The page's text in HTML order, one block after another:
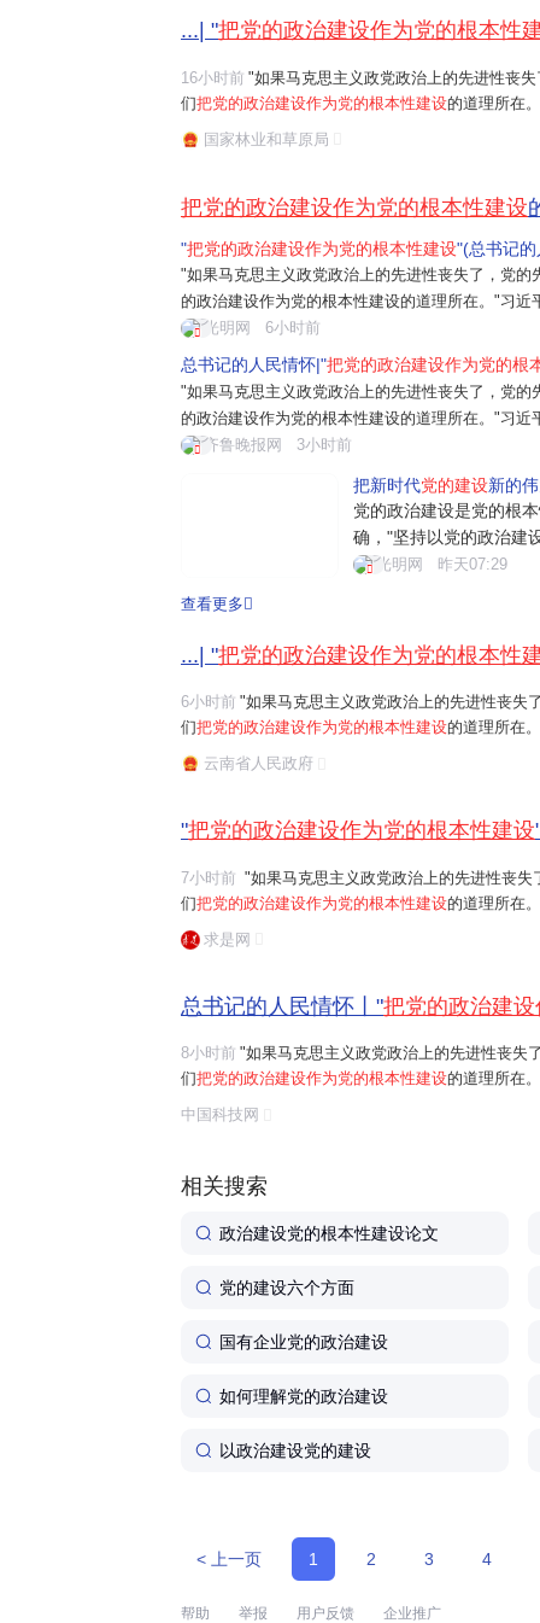
...| "把党的政治建设作为党的根本性
16小时前 "如果马克思主义政党政治上的先进性丧
们把党的政治建设作为党的根本性建设的道理所在
任务是保证全党服从中央,坚持党中央权威和集中
题。习近平总书记曾讲过一个长征故事:"红军...
国家林业和草原局
把党的政治建设作为党的根本性建设
"把党的政治建设作为党的根本性建设"(总书记
"如果马克思主义政党政治上的先进性丧失了，党
的政治建设作为党的根本性建设的道理所在。"习
是保证全党服从中央，坚持党中央权威和集中统一
近平总书记曾讲过一个长征故事："红军过草
光明网 6小时前
总书记的人民情怀|"把党的政治建设作为党的根
"如果马克思主义政党政治上的先进性丧失了，党
的政治建设作为党的根本性建设的道理所在。"习
是保证全党服从中央，坚持党中央权威和集中统一
齐鲁晚报网 3小时前
把新时代党的建设新的
党的政治建设是党的根
确，"坚持以党的政治建
为核心的党中央把党的
光明网 昨天07:29
查看更多
...| "把党的政治建设作为党的根本性
6小时前 "如果马克思主义政党政治上的先进性丧失
们把党的政治建设作为党的根本性建设的道理所在
任务是保证全党服从中央,坚持党中央权威和集中
云南省人民政府
"把党的政治建设作为党的根本性建设
7小时前
们把党的政治建设作为党的根本性建设的道理所在。"习近
任务是保证全党服从中央,坚持党中央权威和集中统
求是网
总书记的人民情怀丨"把党的政治建
8小时前 "如果马克思主义政党政治上的先进性丧失
们把党的政治建设作为党的根本性建设的道理所在
任务是保证全党服从中央,坚持党中央权威和集中
中国科技网
相关搜索
政治建设党的根本性建设论文
党的建设六个方面
国有企业党的政治建设
如何理解党的政治建设
以政治建设党的建设
< 上一页 1 2 3 4
帮助 举报 用户反馈 企业推广